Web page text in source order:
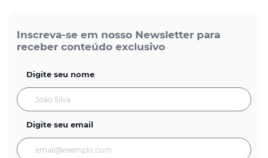
Inscreva-se em nosso Newsletter para
receber conteúdo exclusivo
Digite seu nome
Digite seu email